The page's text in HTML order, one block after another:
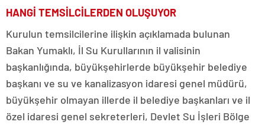
HANGİ TEMSİLCİLERDEN OLUŞUYOR
Kurulun temsilcilerine ilişkin açıklamada bulunan
Bakan Yumaklı, İl Su Kurullarının il valisinin
başkanlığında, büyükşehirlerde büyükşehir belediye
başkanı ve su ve kanalizasyon idaresi genel müdürü,
büyükşehir olmayan illerde il belediye başkanları ve il
özel idaresi genel sekreterleri, Devlet Su İşleri Bölge